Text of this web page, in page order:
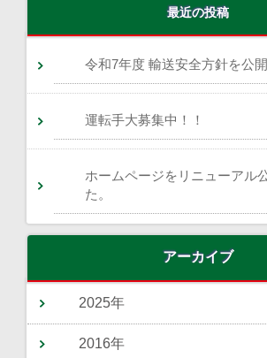
最近の投稿
令和7年度 輸送安全方針を公
運転手大募集中！！
ホームページをリニューアル
た。
アーカイブ
2025年
2016年